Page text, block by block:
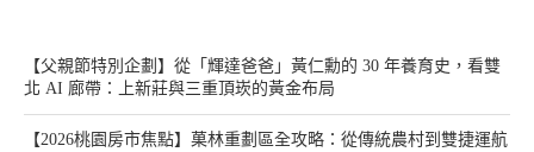
【父親節特別企劃】從「輝達爸爸」黃仁勳的 30 年養育史，看雙
北 AI 廊帶：上新莊與三重頂崁的黃金布局
【2026桃園房市焦點】菓林重劃區全攻略：從傳統農村到雙捷運航